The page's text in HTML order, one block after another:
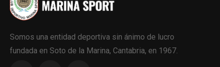
Somos una entidad deportiva sin ánimo de lucro
fundada en Soto de la Marina, Cantabria, en 1967.